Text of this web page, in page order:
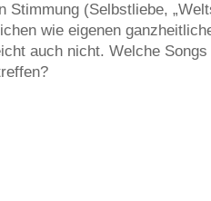
Stimmung (Selbstliebe,
wie eigenen
auch nicht. Welche